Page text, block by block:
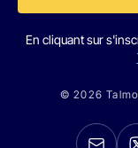
En cliquant sur
© 2026